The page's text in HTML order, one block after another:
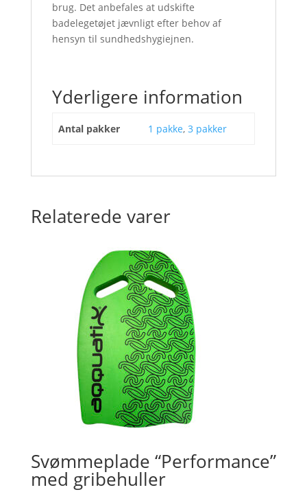
brug. Det anbefales at udskifte
badelegetøjet jævnligt efter behov af
hensyn til sundhedshygiejnen.
Yderligere information
Antal pakker 1 pakke, 3 pakker
Relaterede varer
Svømmeplade “Performance”
med gribehuller